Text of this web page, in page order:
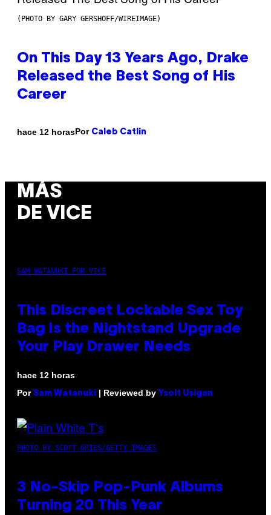
(PHOTO BY GARY GERSHOFF/WIREIMAGE)
On This Day 13 Years Ago, Drake
Released the Best Song of His
Career
hace 12 horasPor Caleb Catlin
MÁS
DE VICE
SAM WATANUKI FOR VICE
This Discreet Lockable Sex Toy
Bag Is the Nightstand Upgrade
Your Play Drawer Needs
hace 12 horas
Por Sam Watanuki | Reviewed by Ysolt Usigan
PHOTO BY SCOTT GRIES/GETTY IMAGES
3 No-Skip Pop-Punk Albums
Turning 20 This Year